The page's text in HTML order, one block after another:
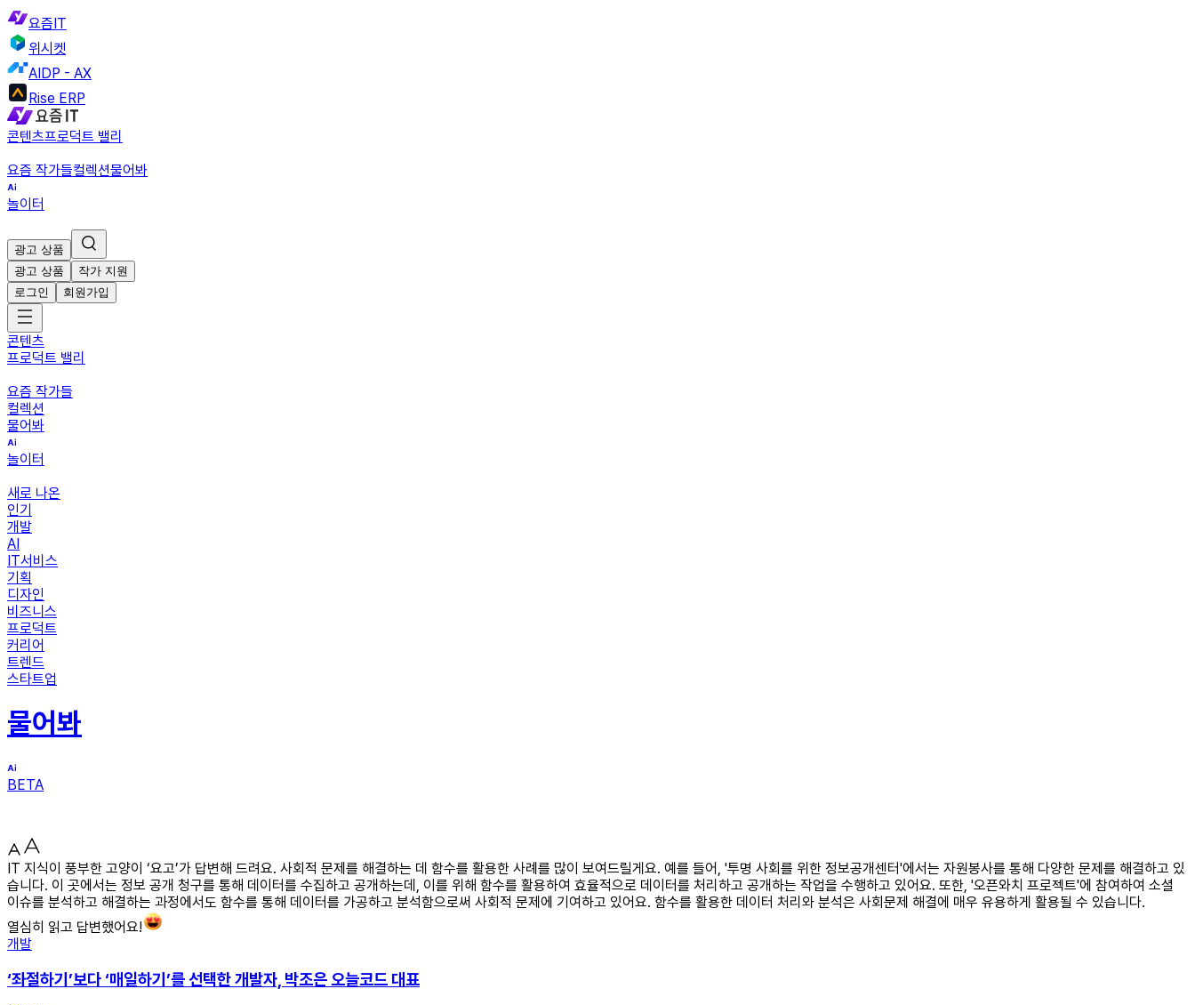
요즘IT
위시켓
AIDP - AX
Rise ERP
콘텐츠프로덕트 밸리
요즘 작가들컬렉션물어봐
놀이터
광고 상품
광고 상품
작가 지원
로그인
회원가입
콘텐츠
프로덕트 밸리
요즘 작가들
컬렉션
물어봐
놀이터
새로 나온
인기
개발
AI
IT서비스
기획
디자인
비즈니스
프로덕트
커리어
트렌드
스타트업
물어봐
BETA
IT 지식이 풍부한 고양이 ‘요고’가 답변해 드려요. 사회적 문제를 해결하는 데 함수를 활용한 사례를 많이 보여드릴게요. 예를 들어, '투명 사회를 위한 정보공개센터'에서는 자원봉사를 통해 다양한 문제를 해결하고 있
습니다. 이 곳에서는 정보 공개 청구를 통해 데이터를 수집하고 공개하는데, 이를 위해 함수를 활용하여 효율적으로 데이터를 처리하고 공개하는 작업을 수행하고 있어요. 또한, '오픈와치 프로젝트'에 참여하여 소셜
이슈를 분석하고 해결하는 과정에서도 함수를 통해 데이터를 가공하고 분석함으로써 사회적 문제에 기여하고 있어요. 함수를 활용한 데이터 처리와 분석은 사회문제 해결에 매우 유용하게 활용될 수 있습니다.
열심히 읽고 답변했어요!
개발
‘좌절하기’보다 ‘매일하기’를 선택한 개발자, 박조은 오늘코드 대표